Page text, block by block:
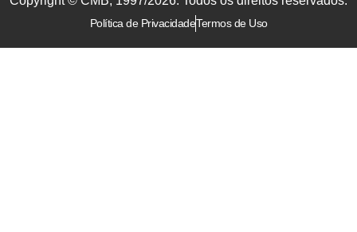
Política de PrivacidadeTermos de Uso